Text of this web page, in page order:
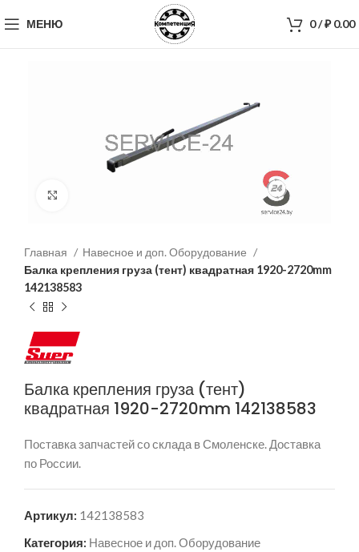
МЕНЮ 0/₽0.00
Главная
Навесное и доп. Оборудование
Балка крепления груза (тент) квадратная 1920-2720mm
142138583
Балка крепления груза (тент)
квадратная 1920-2720mm 142138583
Поставка запчастей со склада в Смоленске. Доставка
по России.
Артикул: 142138583
Категория: Навесное и доп. Оборудование